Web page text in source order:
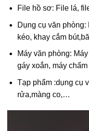
File hồ sơ: File lá,
Dụng cụ văn
kéo, khay cắm
Máy văn phòng:
gáy xoắn, máy chấm
Tạp phẩm :dụng cụ
rửa,màng co,…